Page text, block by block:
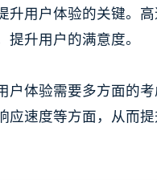
升用户体验的关键。
升用户的满意度。
户体验需要多方面的
应速度等方面，从而